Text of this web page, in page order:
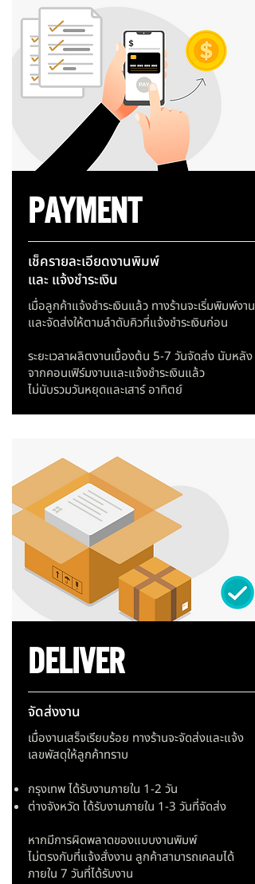
PAYMENT
เช็ครายละเอียดงานพิมพ์
และ แจ้งชำระเงิน
เมื่อลูกค้าแจ้งชำระเงินแล้ว ทางร้านจะเริ่มพิมพ์งาน
และจัดส่งให้ตามลำดับคิวที่แจ้งชำระเงินก่อน
ระยะเวลาผลิตงานเบื้องต้น 5-7 วันจัดส่ง นับหลัง
จากคอนเฟิร์มงานและแจ้งชำระเงินแล้ว
ไม่นับรวมวันหยุดและเสาร์ อาทิตย์
DELIVER
จัดส่งงาน
เมื่องานเสร็จเรียบร้อย ทางร้านจะจัดส่งและแจ้ง
เลขพัสดุให้ลูกค้าทราบ
กรุงเทพ ได้รับงานภายใน 1-2 วัน
ต่างจังหวัด ได้รับงานภายใน 1-3 วันที่จัดส่ง
หากมีการผิดพลาดของแบบงานพิมพ์
ไม่ตรงกับที่แจ้งสั่งงาน ลูกค้าสามารถเคลมได้
ภายใน 7 วันที่ได้รับงาน